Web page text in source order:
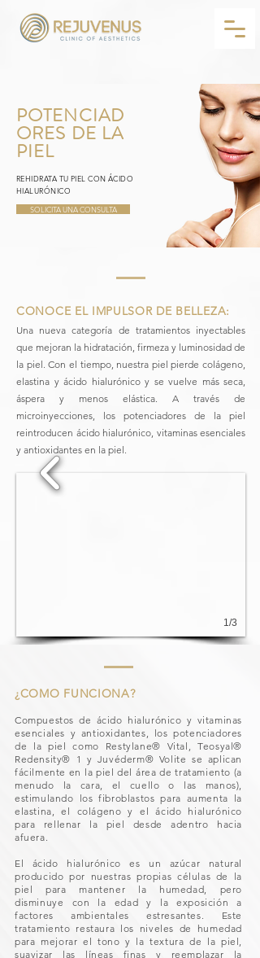
POTENCIAD
ORES DE LA
PIEL
REHIDRATA TU PIEL CON ÁCIDO
HIALURÓNICO
SOLICITA UNA CONSULTA
CONOCE EL IMPULSOR DE BELLEZA:
Una nueva categoría de tratamientos inyectables
que mejoran la hidratación, firmeza y luminosidad de
la piel. Con el tiempo, nuestra piel pierde colágeno,
elastina y ácido hialurónico y se vuelve más seca,
áspera y menos elástica. A través de
microinyecciones, los potenciadores de la piel
reintroducen ácido hialurónico, vitaminas esenciales
y antioxidantes en la piel.
1/3
¿COMO FUNCIONA?
Compuestos de ácido hialurónico y vitaminas
esenciales y antioxidantes, los potenciadores
de la piel como Restylane® Vital, Teosyal®
Redensity® 1 y Juvéderm® Volite se aplican
fácilmente en la piel del área de tratamiento (a
menudo la cara, el cuello o las manos),
estimulando los fibroblastos para aumenta la
elastina, el colágeno y el ácido hialurónico
para rellenar la piel desde adentro hacia
afuera.
El ácido hialurónico es un azúcar natural
producido por nuestras propias células de la
piel para mantener la humedad, pero
disminuye con la edad y la exposición a
factores ambientales estresantes. Este
tratamiento restaura los niveles de humedad
para mejorar el tono y la textura de la piel,
suavizar las líneas finas y reemplazar la